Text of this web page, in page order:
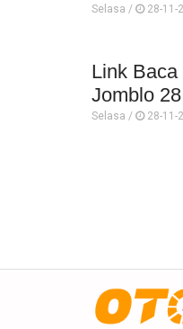
Selasa / 28-11-
Link
Jomblo
Selasa / 28-11-